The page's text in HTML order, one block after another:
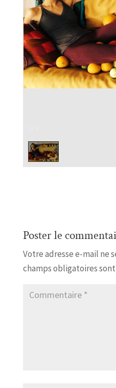
Poster le
Votre adresse e-mail ne
champs obligatoires